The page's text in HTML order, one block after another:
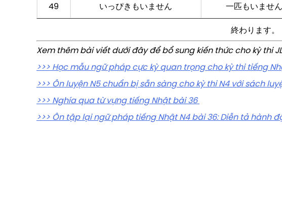
49 いっぴきもいません 一匹もいません
終わります。
Xem thêm bài viết dưới đây để bổ sung kiến thức cho kỳ thi
>>> Học mẫu ngữ pháp cực kỳ quan trọng cho kỳ thi tiếng
>>> Ôn luyện N5 chuẩn bị sẵn sàng cho kỳ thi N4 với sách
>>> Nghía qua từ vựng tiếng Nhật bài 36
>>> Ôn tập lại ngữ pháp tiếng Nhật N4 bài 36: Diễn tả hành